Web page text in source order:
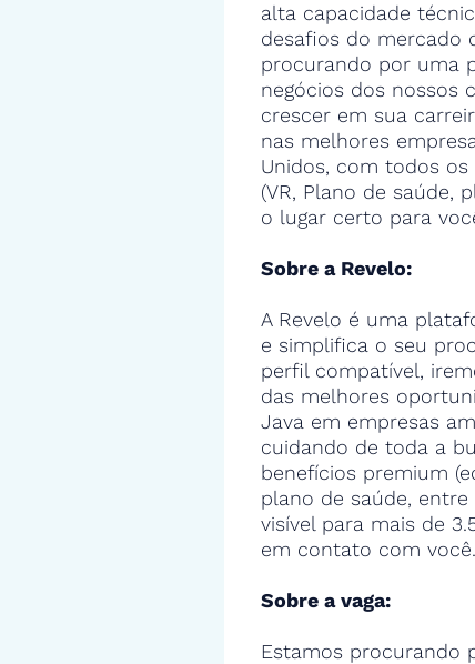
alta capacidade
desafios do mercado
procurando por uma
negócios dos nossos
crescer em sua
nas melhores
Unidos, com todos
(VR, Plano de saúde,
o lugar certo para
Sobre a Revelo:
A Revelo é uma
e simplifica o seu
perfil compatível,
das melhores
Java em empresas
cuidando de toda a
benefícios premium
plano de saúde,
visível para mais de
em contato com você.
Sobre a vaga:
Estamos procurando